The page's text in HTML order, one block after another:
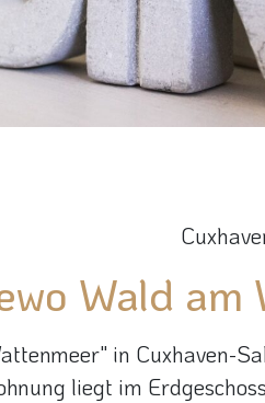
Wald am
in Cuxhaven-
liegt im